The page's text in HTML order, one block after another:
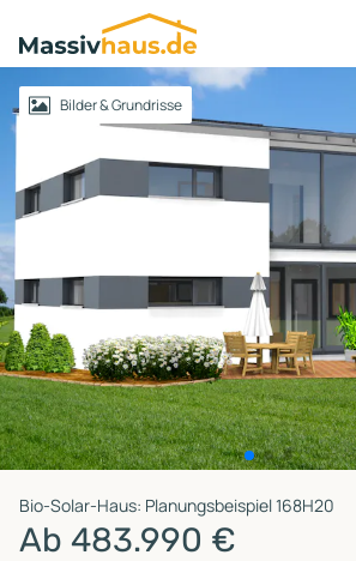
Massivhaus
Logo
AnmeldenBilder & Grundrisse
Bio-Solar-Haus: Planungsbeispiel 168H20
Ab 483.990 €